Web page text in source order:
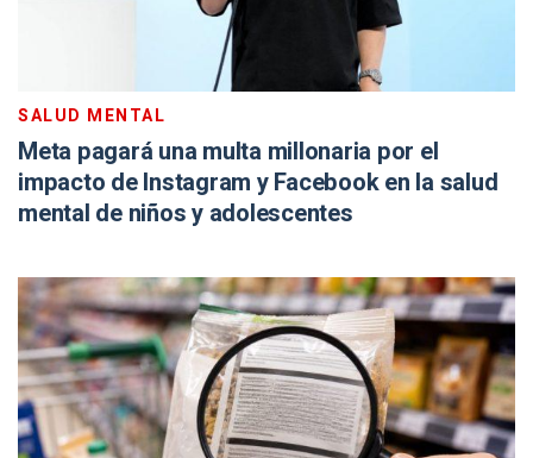
SALUD MENTAL
Meta pagará una multa millonaria por el
impacto de Instagram y Facebook en la salud
mental de niños y adolescentes